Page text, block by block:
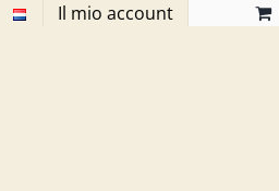
Il mio account